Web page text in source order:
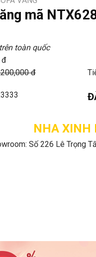
mã
toàn quốc
đ
đ
NHA XINH
Số 226 Lê Trọng